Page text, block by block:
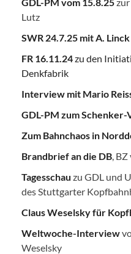
Lutz
SWR 24.7.25 mit A.
FR 16.11.24zu den
Denkfabrik
Interview mit Mario
GDL-PM zum Schenker-
Zum Bahnchaos in
Brandbrief an die DB ,
Tagesschau zu GDL und
des Stuttgarter
Claus Weselsky für
Weltwoche-Interview
Weselsky